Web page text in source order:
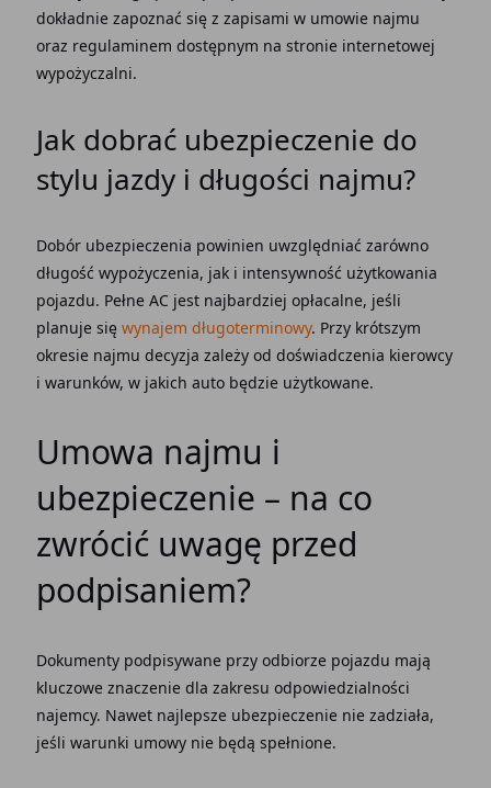
dokładnie zapoznać się z zapisami w umowie najmu
oraz regulaminem dostępnym na stronie internetowej
wypożyczalni.
Jak dobrać ubezpieczenie do
stylu jazdy i długości najmu?
Dobór ubezpieczenia powinien uwzględniać zarówno
długość wypożyczenia, jak i intensywność użytkowania
pojazdu. Pełne AC jest najbardziej opłacalne, jeśli
planuje się wynajem długoterminowy. Przy krótszym
okresie najmu decyzja zależy od doświadczenia kierowcy
i warunków, w jakich auto będzie użytkowane.
Umowa najmu i
ubezpieczenie – na co
zwrócić uwagę przed
podpisaniem?
Dokumenty podpisywane przy odbiorze pojazdu mają
kluczowe znaczenie dla zakresu odpowiedzialności
najemcy. Nawet najlepsze ubezpieczenie nie zadziała,
jeśli warunki umowy nie będą spełnione.